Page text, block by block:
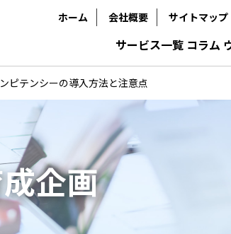
ホーム 会社概要 サイトマップ
サービス一覧 コラム
ンピテンシーの導入方法と注意点
企画